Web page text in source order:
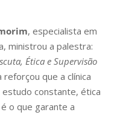
, especialista em
ministrou a palestra:
Ética e Supervisão
reforçou que a clínica
constante, ética
o que garante a